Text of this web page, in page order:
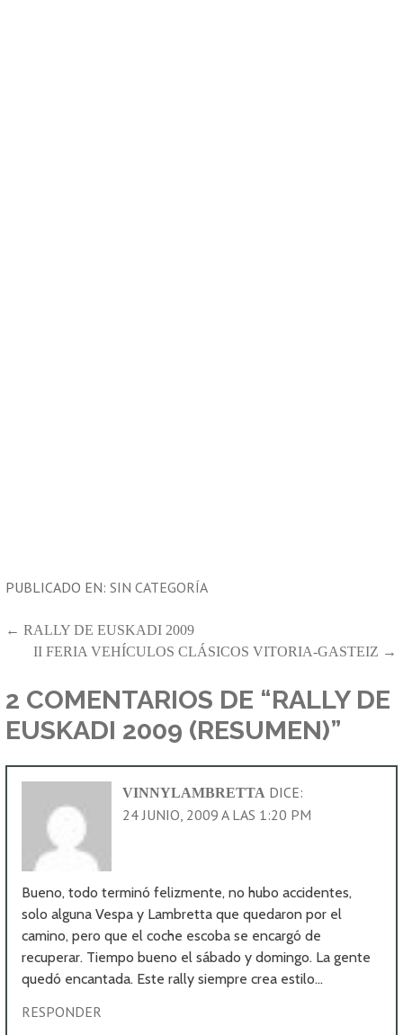
PUBLICADO EN:SIN CATEGORÍA
NAVEGACIÓN
DE
ENTRADAS
← RALLY DE EUSKADI 2009
II FERIA VEHÍCULOS CLÁSICOS VITORIA-GASTEIZ →
2 COMENTARIOS DE “RALLY DE
EUSKADI 2009 (RESUMEN)”
VINNYLAMBRETTA DICE:
24 JUNIO, 2009 A LAS 1:20 PM
Bueno, todo terminó felizmente, no hubo accidentes,
solo alguna Vespa y Lambretta que quedaron por el
camino, pero que el coche escoba se encargó de
recuperar. Tiempo bueno el sábado y domingo. La gente
quedó encantada. Este rally siempre crea estilo…
RESPONDER